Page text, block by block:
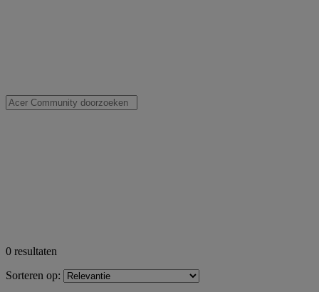
0 resultaten
Sorteren op: